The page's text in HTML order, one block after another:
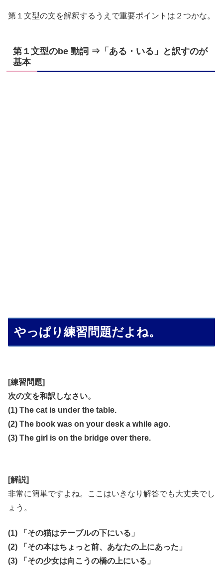
第１文型の文を解釈するうえで重要ポイントは２つかな。
第１文型のbe 動詞 ⇒「ある・いる」と訳すのが
基本
やっぱり練習問題だよね。
[練習問題]
次の文を和訳しなさい。
(1) The cat is under the table.
(2) The book was on your desk a while ago.
(3) The girl is on the bridge over there.
[解説]
非常に簡単ですよね。ここはいきなり解答でも大丈夫でし
ょう。
(1) 「その猫はテーブルの下にいる」
(2) 「その本はちょっと前、あなたの上にあった」
(3) 「その少女は向こうの橋の上にいる」